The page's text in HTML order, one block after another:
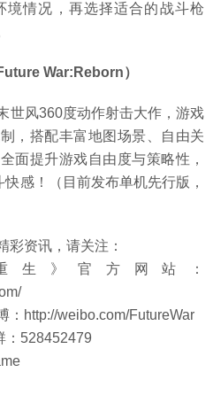
境情况，再选择适合的战斗枪
War:Reborn）
世风360度动作射击大作，游戏
，搭配丰富地图场景、自由关
面提升游戏自由度与策略性，
感！（目前发布单机先行版，
彩资讯，请关注：
生》官方网站：
：http://weibo.com/FutureWar
：528452479